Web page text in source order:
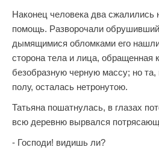
Наконец человека два
помощь. Разворочали
дымящимися обломками его
сторона тела и лица, обращенная
безобразную черную массу; но та,
полу, осталась нетронутою.
Татьяна пошатнулась, в глазах
всю деревню вырвался
- Господи! видишь ли?